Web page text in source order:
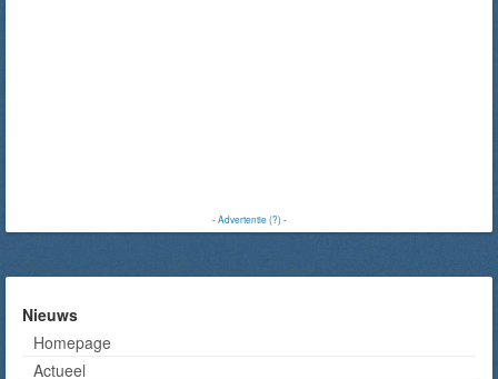
-Advertentie (?)-
Nieuws
Homepage
Actueel